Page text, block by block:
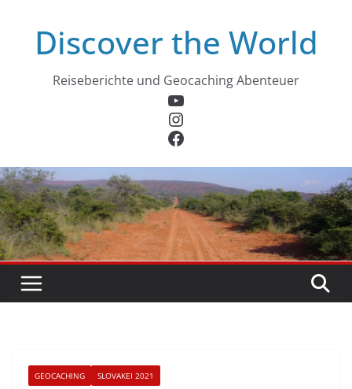
springenDiscover the World
Reiseberichte und Geocaching Abenteuer
YouTube
Instagram
Facebook
GEOCACHING SLOVAKEI 2021